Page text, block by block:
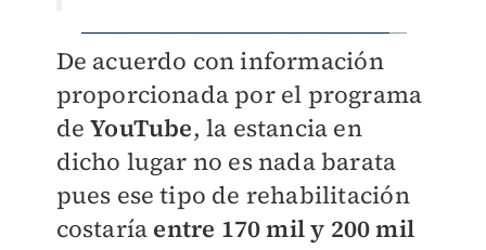
De acuerdo con información
proporcionada por el programa
deYouTube, la estancia en
dicho lugar no es nada barata
pues ese tipo de rehabilitación
costaría entre 170 mil y 200 mil